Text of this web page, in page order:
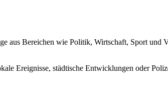
aus Bereichen wie Politik, Wirtschaft, Sport und
Ereignisse, städtische Entwicklungen oder